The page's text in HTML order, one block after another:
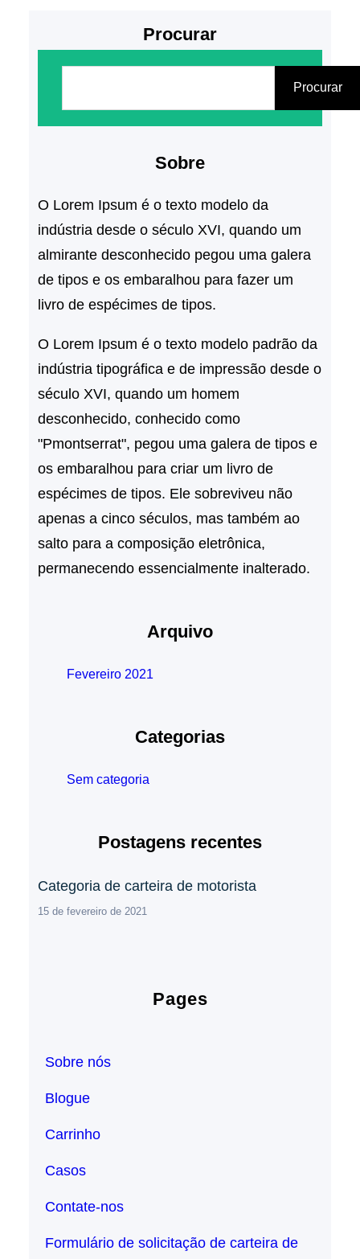
Procurar
s
a
r
Procurar
Sobre
O Lorem Ipsum é o texto modelo da
indústria desde o século XVI, quando um
almirante desconhecido pegou uma galera
de tipos e os embaralhou para fazer um
livro de espécimes de tipos.
O Lorem Ipsum é o texto modelo padrão da
indústria tipográfica e de impressão desde o
século XVI, quando um homem
desconhecido, conhecido como
"Pmontserrat", pegou uma galera de tipos e
os embaralhou para criar um livro de
espécimes de tipos. Ele sobreviveu não
apenas a cinco séculos, mas também ao
salto para a composição eletrônica,
permanecendo essencialmente inalterado.
Arquivo
Fevereiro 2021
Categorias
Sem categoria
Postagens recentes
Categoria de carteira de motorista
15 de fevereiro de 2021
Pages
Sobre nós
Blogue
Carrinho
Casos
Contate-nos
Formulário de solicitação de carteira de